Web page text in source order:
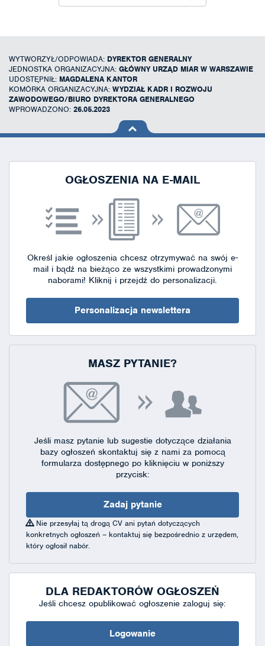
WYTWORZYŁ/ODPOWIADA: DYREKTOR GENERALNY
JEDNOSTKA ORGANIZACYJNA: GŁÓWNY URZĄD MIAR W WARSZAWIE
UDOSTĘPNIŁ: MAGDALENA KANTOR
KOMÓRKA ORGANIZACYJNA: WYDZIAŁ KADR I ROZWOJU
ZAWODOWEGO/BIURO DYREKTORA GENERALNEGO
WPROWADZONO: 26.05.2023
na górę
OGŁOSZENIA NA E-MAIL
Określ jakie ogłoszenia chcesz otrzymywać na swój e-
mail i bądź na bieżąco ze wszystkimi prowadzonymi
naborami! Kliknij i przejdź do personalizacji.
Personalizacja newslettera
MASZ PYTANIE?
Jeśli masz pytanie lub sugestie dotyczące działania
bazy ogłoszeń skontaktuj się z nami za pomocą
formularza dostępnegopo kliknięciu w poniższy
przycisk:
Zadaj pytanie
Nie przesyłaj tą drogą CV ani pytań dotyczących
konkretnych ogłoszeń – kontaktuj się bezpośrednio z urzędem,
który ogłosił nabór.
DLA REDAKTORÓW OGŁOSZEŃ
Jeśli chcesz opublikować ogłoszenie zaloguj się:
Logowanie